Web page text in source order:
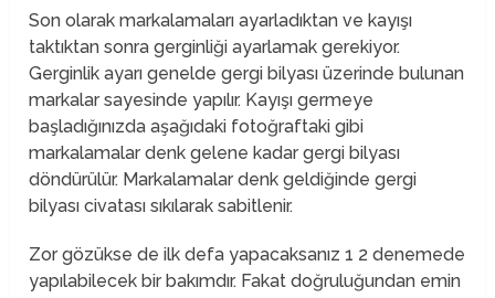
Son olarak markalamaları ayarladıktan ve kayışı
taktıktan sonra gerginliği ayarlamak gerekiyor.
Gerginlik ayarı genelde gergi bilyası üzerinde bulunan
markalar sayesinde yapılır. Kayışı germeye
başladığınızda aşağıdaki fotoğraftaki gibi
markalamalar denk gelene kadar gergi bilyası
döndürülür. Markalamalar denk geldiğinde gergi
bilyası civatası sıkılarak sabitlenir.
Zor gözükse de ilk defa yapacaksanız 1 2 denemede
yapılabilecek bir bakımdır. Fakat doğruluğundan emin